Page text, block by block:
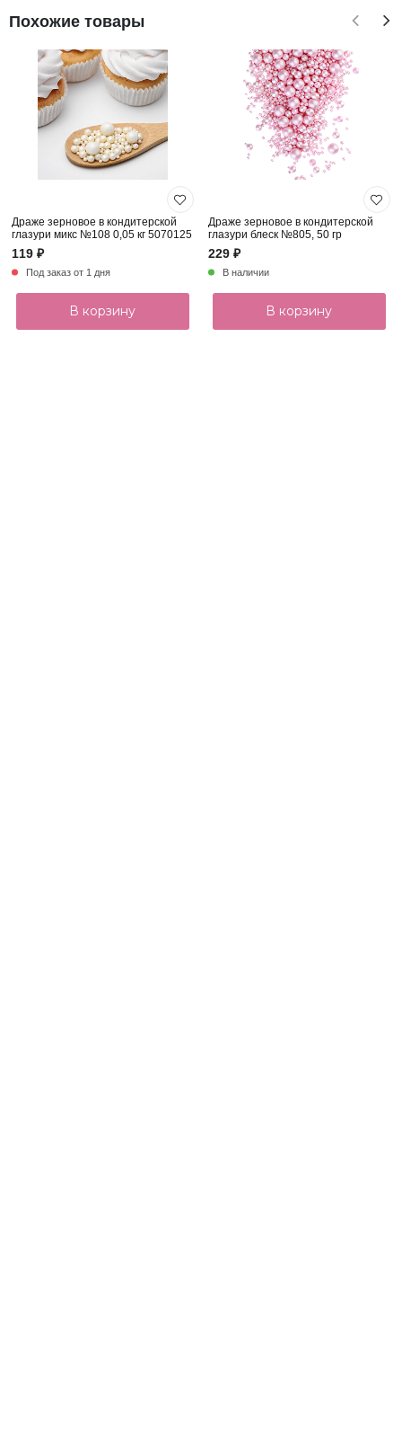
Похожие товары
Драже зерновое в кондитерской
глазури микс №108 0,05 кг 5070125
119 ₽
Под заказ от 1 дня
В корзину
Драже зерновое в кондитерской
глазури блеск №805, 50 гр
229 ₽
В наличии
В корзину